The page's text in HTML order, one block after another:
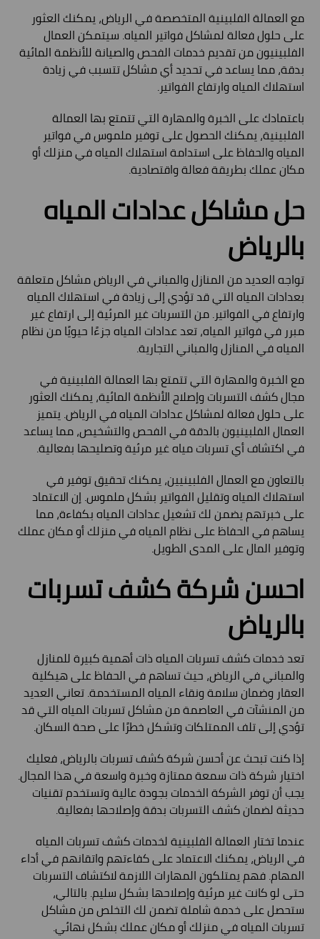
مع العمالة الفلبينية المتخصصة في الرياض، يمكنك العثور
على حلول فعالة لمشاكل فواتير المياه. سيتمكن العمال
الفلبينيون من تقديم خدمات الفحص والصيانة للأنظمة المائية
بدقة، مما يساعد في تحديد أي مشاكل تتسبب في زيادة
استهلاك المياه وارتفاع الفواتير.
باعتمادك على الخبرة والمهارة التي تتمتع بها العمالة
الفلبينية، يمكنك الحصول على توفير ملموس في فواتير
المياه والحفاظ على استدامة استهلاك المياه في منزلك أو
مكان عملك بطريقة فعالة واقتصادية.
حل مشاكل عدادات المياه
بالرياض
تواجه العديد من المنازل والمباني في الرياض مشاكل متعلقة
بعدادات المياه التي قد تؤدي إلى زيادة في استهلاك المياه
وارتفاع في الفواتير. من التسربات غير المرئية إلى ارتفاع غير
مبرر في فواتير المياه، تعد عدادات المياه جزءًا حيويًا من نظام
المياه في المنازل والمباني التجارية.
مع الخبرة والمهارة التي تتمتع بها العمالة الفلبينية في
مجال كشف التسربات وإصلاح الأنظمة المائية، يمكنك العثور
على حلول فعالة لمشاكل عدادات المياه في الرياض. يتميز
العمال الفلبينيون بالدقة في الفحص والتشخيص، مما يساعد
في اكتشاف أي تسربات مياه غير مرئية وتصليحها بفعالية.
بالتعاون مع العمال الفلبينيين، يمكنك تحقيق توفير في
استهلاك المياه وتقليل الفواتير بشكل ملموس. إن الاعتماد
على خبرتهم يضمن لك تشغيل عدادات المياه بكفاءة، مما
يساهم في الحفاظ على نظام المياه في منزلك أو مكان عملك
وتوفير المال على المدى الطويل.
احسن شركة كشف تسربات
بالرياض
تعد خدمات كشف تسربات المياه ذات أهمية كبيرة للمنازل
والمباني في الرياض، حيث تساهم في الحفاظ على هيكلية
العقار وضمان سلامة ونقاء المياه المستخدمة. تعاني العديد
من المنشآت في العاصمة من مشاكل تسربات المياه التي قد
تؤدي إلى تلف الممتلكات وتشكل خطرًا على صحة السكان.
إذا كنت تبحث عن أحسن شركة كشف تسربات بالرياض، فعليك
اختيار شركة ذات سمعة ممتازة وخبرة واسعة في هذا المجال.
يجب أن توفر الشركة الخدمات بجودة عالية وتستخدم تقنيات
حديثة لضمان كشف التسربات بدقة وإصلاحها بفعالية.
عندما تختار العمالة الفلبينية لخدمات كشف تسربات المياه
في الرياض، يمكنك الاعتماد على كفاءتهم واتقانهم في أداء
المهام. فهم يمتلكون المهارات اللازمة لاكتشاف التسربات
حتى لو كانت غير مرئية وإصلاحها بشكل سليم. بالتالي،
ستحصل على خدمة شاملة تضمن لك التخلص من مشاكل
تسربات المياه في منزلك أو مكان عملك بشكل نهائي.